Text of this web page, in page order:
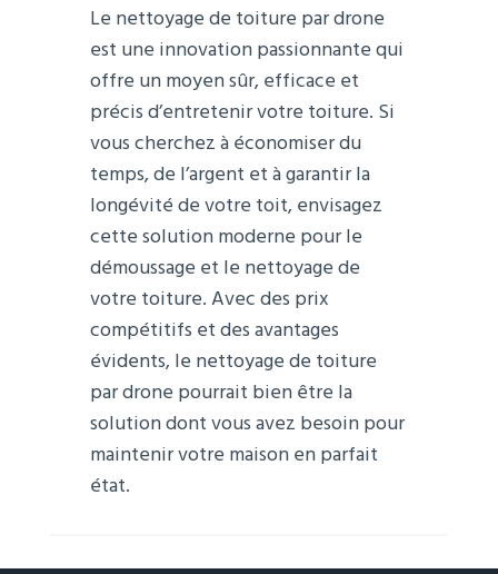
Le nettoyage de toiture par drone
est une innovation passionnante qui
offre un moyen sûr, efficace et
précis d’entretenir votre toiture. Si
vous cherchez à économiser du
temps, de l’argent et à garantir la
longévité de votre toit, envisagez
cette solution moderne pour le
démoussage et le nettoyage de
votre toiture. Avec des prix
compétitifs et des avantages
évidents, le nettoyage de toiture
par drone pourrait bien être la
solution dont vous avez besoin pour
maintenir votre maison en parfait
état.